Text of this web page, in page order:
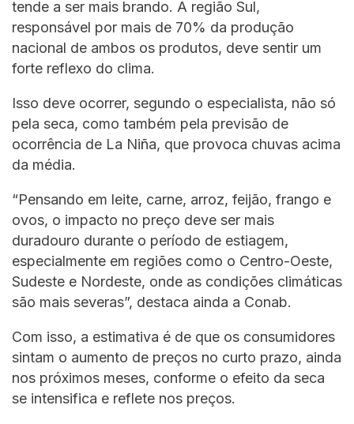
tende a ser mais brando. A região Sul,
responsável por mais de 70% da produção
nacional de ambos os produtos, deve sentir um
forte reflexo do clima.
Isso deve ocorrer, segundo o especialista, não só
pela seca, como também pela previsão de
ocorrência de La Niña, que provoca chuvas acima
da média.
“Pensando em leite, carne, arroz, feijão, frango e
ovos, o impacto no preço deve ser mais
duradouro durante o período de estiagem,
especialmente em regiões como o Centro-Oeste,
Sudeste e Nordeste, onde as condições climáticas
são mais severas”, destaca ainda a Conab.
Com isso, a estimativa é de que os consumidores
sintam o aumento de preços no curto prazo, ainda
nos próximos meses, conforme o efeito da seca
se intensifica e reflete nos preços.